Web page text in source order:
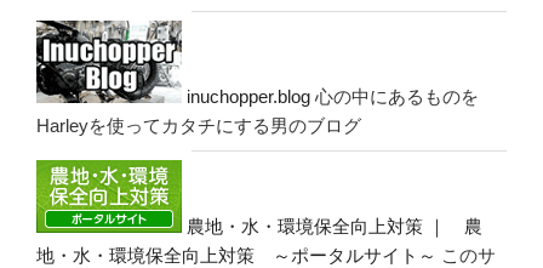
inuchopper.blog 心の中にあるものを
Harleyを使ってカタチにする男のブログ
農地・水・環境保全向上対策 ｜ 農
地・水・環境保全向上対策 ～ポータルサイト～ このサ